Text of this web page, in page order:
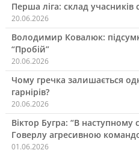
Перша ліга: склад учасників
20.06.2026
Володимир Ковалюк:
“Пробій”
20.06.2026
Чому гречка залишається
гарнірів?
20.06.2026
Віктор Бугра: “В наступному
Говерлу агресивною
01.06.2026